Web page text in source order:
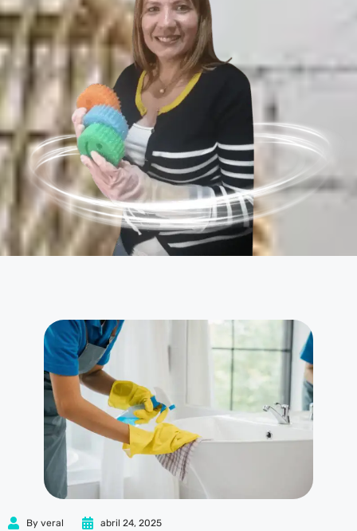
By veral abril 24, 2025